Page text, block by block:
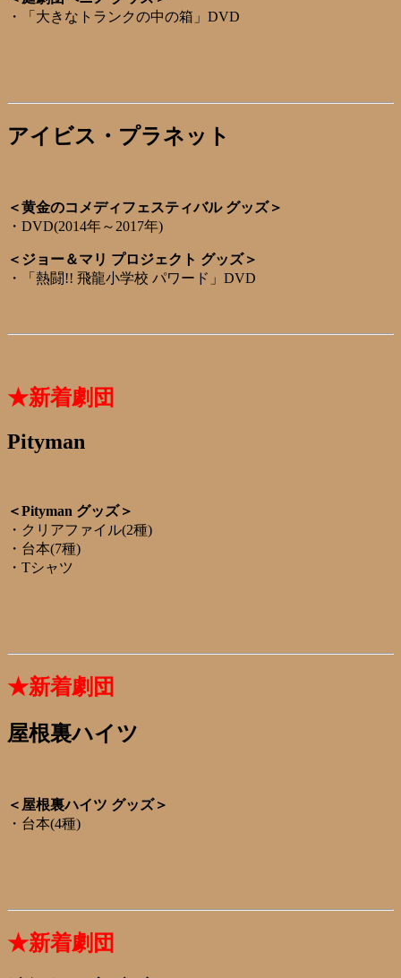
・「大きなトランクの中の箱」DVD
アイビス・プラネット
＜黄金のコメディフェスティバル グッズ＞
・DVD(2014年～2017年)
＜ジョー＆マリ プロジェクト グッズ＞
・「熱闘!! 飛龍小学校 パワード」DVD
★新着劇団
Pityman
＜Pityman グッズ＞
・クリアファイル(2種)
・台本(7種)
・Tシャツ
★新着劇団
屋根裏ハイツ
＜屋根裏ハイツ グッズ＞
・台本(4種)
★新着劇団